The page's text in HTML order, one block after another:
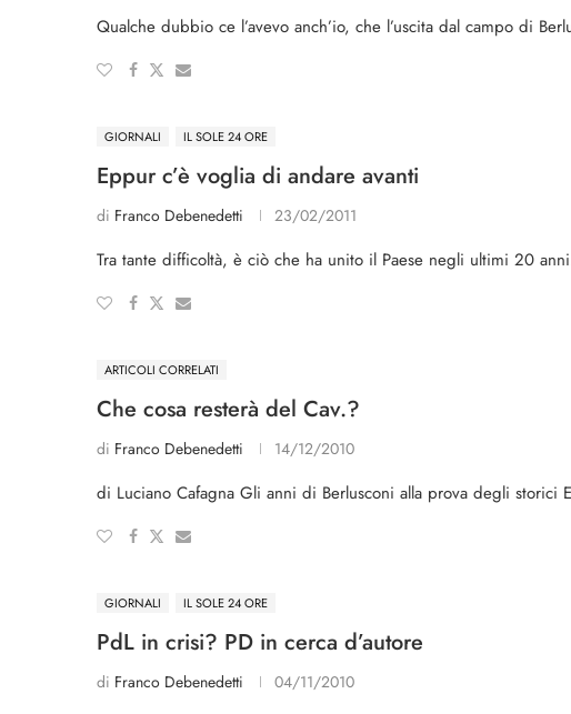
Qualche dubbio ce l’avevo anch’io, che l’uscita dal campo di
GIORNALI IL SOLE 24 ORE
Eppur c’è voglia di andare avanti
di Franco Debenedetti 23/02/2011
Tra tante difficoltà, è ciò che ha unito il Paese negli ultimi 20
ARTICOLI CORRELATI
Che cosa resterà del Cav.?
di Franco Debenedetti 14/12/2010
di Luciano Cafagna Gli anni di Berlusconi alla prova degli
GIORNALI IL SOLE 24 ORE
PdL in crisi? PD in cerca d’autore
di Franco Debenedetti 04/11/2010